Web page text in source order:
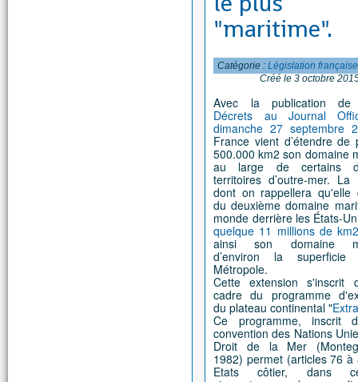
"maritime".
Catégorie :Législation française
Créé le 3 octobre
Avec la publication
Décrets au Journal
dimanche 27 septembre
France vient d’étendre de
500.000 km2 son domaine
au large de certains
territoires d’outre-mer. La
dont on rappellera qu'elle
du deuxième domaine
monde derrière les États-
quelque 11 millions de
ainsi son domaine
d’environ la
Métropole.
Cette extension s'inscrit
cadre du programme
du plateau continental "
Ce programme, inscrit
convention des Nations
Droit de la Mer
1982) permet (articles 76 à
Etats côtier, dans